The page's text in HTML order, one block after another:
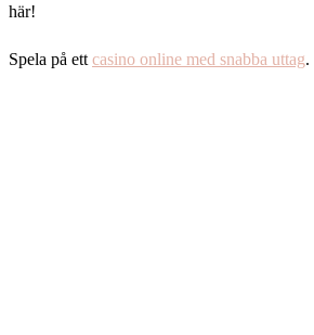
här!
Spela på ett casino online med snabba uttag.